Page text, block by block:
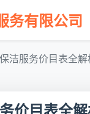
务有限公司
洁服务价目表全
价目表全